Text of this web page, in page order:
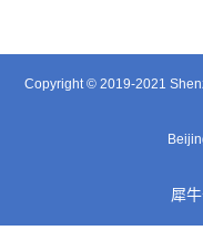
Copyright © 2019-2021
犀